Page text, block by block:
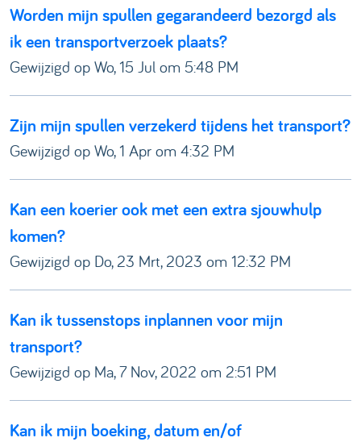
Worden mijn spullen gegarandeerd bezorgd als
ik een transportverzoek plaats?
Gewijzigd op Wo, 15 Jul om 5:48 PM
Zijn mijn spullen verzekerd tijdens het transport?
Gewijzigd op Wo, 1 Apr om 4:32 PM
Kan een koerier ook met een extra sjouwhulp
komen?
Gewijzigd op Do, 23 Mrt, 2023 om 12:32 PM
Kan ik tussenstops inplannen voor mijn
transport?
Gewijzigd op Ma, 7 Nov, 2022 om 2:51 PM
Kan ik mijn boeking, datum en/of